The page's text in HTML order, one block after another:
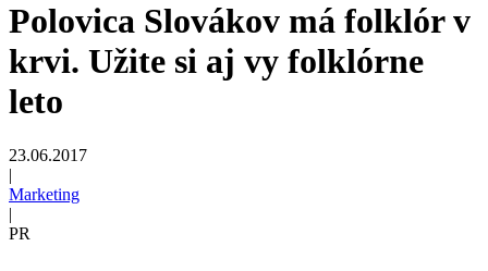
Polovica Slovákov má folklór v
krvi. Užite si aj vy folklórne
leto
23.06.2017
|
Marketing
|
PR